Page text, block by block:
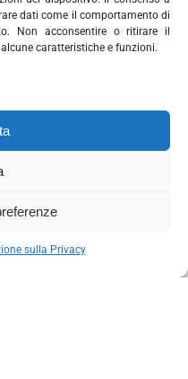
dati come il comportamento di
Non acconsentire o ritirare il
caratteristiche e funzioni.
sulla Privacy